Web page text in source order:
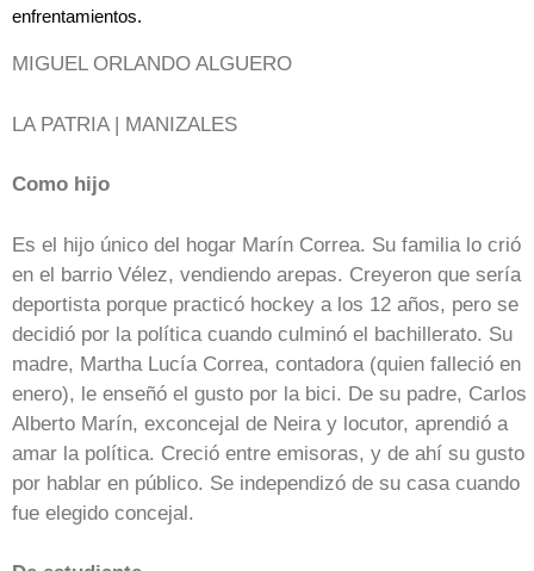
enfrentamientos.
MIGUEL ORLANDO ALGUERO
LA PATRIA | MANIZALES
Como hijo
Es el hijo único del hogar Marín Correa. Su familia lo crió
en el barrio Vélez, vendiendo arepas. Creyeron que sería
deportista porque practicó hockey a los 12 años, pero se
decidió por la política cuando culminó el bachillerato. Su
madre, Martha Lucía Correa, contadora (quien falleció en
enero), le enseñó el gusto por la bici. De su padre, Carlos
Alberto Marín, exconcejal de Neira y locutor, aprendió a
amar la política. Creció entre emisoras, y de ahí su gusto
por hablar en público. Se independizó de su casa cuando
fue elegido concejal.